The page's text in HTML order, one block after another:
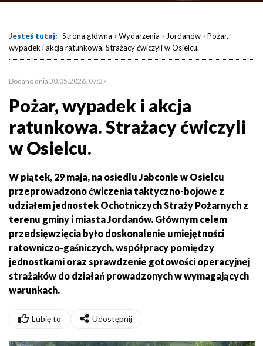
Jesteś tutaj: Strona główna › Wydarzenia › Jordanów › Pożar,
wypadek i akcja ratunkowa. Strażacy ćwiczyli w Osielcu.
Dodano dnia 30.05.2026, 07:37
Pożar, wypadek i akcja
ratunkowa. Strażacy ćwiczyli
w Osielcu.
W piątek, 29 maja, na osiedlu Jabconie w Osielcu
przeprowadzono ćwiczenia taktyczno-bojowe z
udziałem jednostek Ochotniczych Straży Pożarnych z
terenu gminy i miasta Jordanów. Głównym celem
przedsięwzięcia było doskonalenie umiejętności
ratowniczo-gaśniczych, współpracy pomiędzy
jednostkami oraz sprawdzenie gotowości operacyjnej
strażaków do działań prowadzonych w wymagających
warunkach.
Lubię to Udostępnij